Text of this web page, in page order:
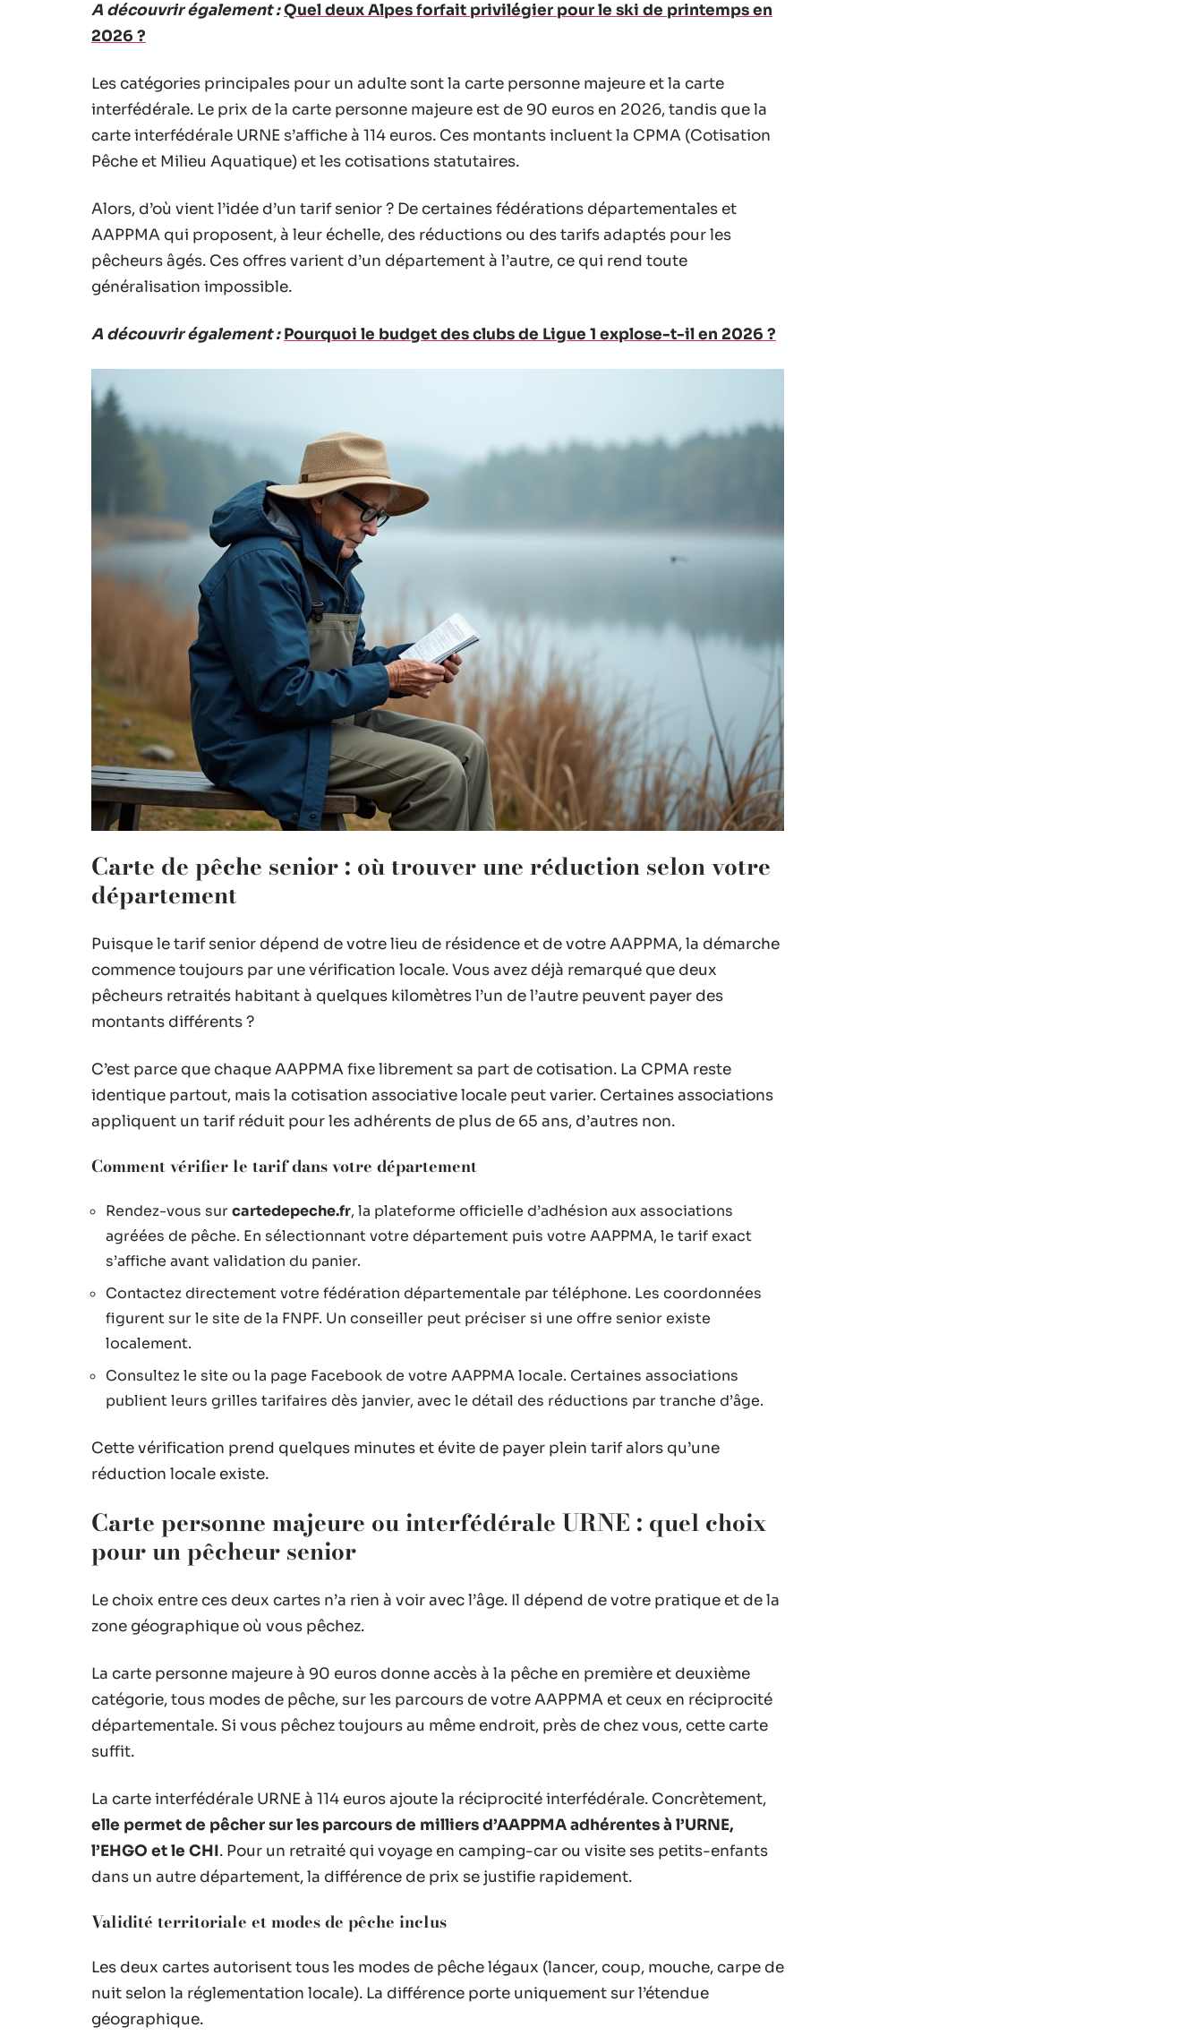
A découvrir également :Quel deux Alpes forfait privilégier pour le ski de printemps en
2026 ?
Les catégories principales pour un adulte sont la carte personne majeure et la carte
interfédérale. Le prix de la carte personne majeure est de 90 euros en 2026, tandis que la
carte interfédérale URNE s’affiche à 114 euros. Ces montants incluent la CPMA (Cotisation
Pêche et Milieu Aquatique) et les cotisations statutaires.
Alors, d’où vient l’idée d’un tarif senior ? De certaines fédérations départementales et
AAPPMA qui proposent, à leur échelle, des réductions ou des tarifs adaptés pour les
pêcheurs âgés. Ces offres varient d’un département à l’autre, ce qui rend toute
généralisation impossible.
A découvrir également : Pourquoi le budget des clubs de Ligue 1 explose-t-il en 2026 ?
Carte de pêche senior : où trouver une réduction selon votre
département
Puisque le tarif senior dépend de votre lieu de résidence et de votre AAPPMA, la démarche
commence toujours par une vérification locale. Vous avez déjà remarqué que deux
pêcheurs retraités habitant à quelques kilomètres l’un de l’autre peuvent payer des
montants différents ?
C’est parce que chaque AAPPMA fixe librement sa part de cotisation. La CPMA reste
identique partout, mais la cotisation associative locale peut varier. Certaines associations
appliquent un tarif réduit pour les adhérents de plus de 65 ans, d’autres non.
Comment vérifier le tarif dans votre département
Rendez-vous surcartedepeche.fr, la plateforme officielle d’adhésion aux associations
agréées de pêche. En sélectionnant votre département puis votre AAPPMA, le tarif exact
s’affiche avant validation du panier.
Contactez directement votre fédération départementale par téléphone. Les coordonnées
figurent sur le site de la FNPF. Un conseiller peut préciser si une offre senior existe
localement.
Consultez le site ou la page Facebook de votre AAPPMA locale. Certaines associations
publient leurs grilles tarifaires dès janvier, avec le détail des réductions par tranche d’âge.
Cette vérification prend quelques minutes et évite de payer plein tarif alors qu’une
réduction locale existe.
Carte personne majeure ou interfédérale URNE : quel choix
pour un pêcheur senior
Le choix entre ces deux cartes n’a rien à voir avec l’âge. Il dépend de votre pratique et de la
zone géographique où vous pêchez.
La carte personne majeure à 90 euros donne accès à la pêche en première et deuxième
catégorie, tous modes de pêche, sur les parcours de votre AAPPMA et ceux en réciprocité
départementale. Si vous pêchez toujours au même endroit, près de chez vous, cette carte
suffit.
La carte interfédérale URNE à 114 euros ajoute la réciprocité interfédérale. Concrètement,
elle permet de pêcher sur les parcours de milliers d’AAPPMA adhérentes à l’URNE,
l’EHGO et le CHI. Pour un retraité qui voyage en camping-car ou visite ses petits-enfants
dans un autre département, la différence de prix se justifie rapidement.
Validité territoriale et modes de pêche inclus
Les deux cartes autorisent tous les modes de pêche légaux (lancer, coup, mouche, carpe de
nuit selon la réglementation locale). La différence porte uniquement sur l’étendue
géographique.